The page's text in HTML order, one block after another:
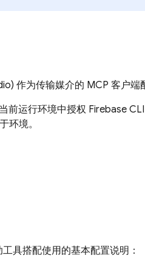
作为传输媒介的 MCP 客户端
前运行环境中授权 Firebase
环境。
具搭配使用的基本配置说明：